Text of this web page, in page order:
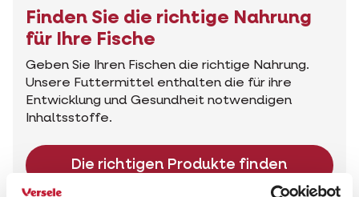
Finden Sie die richtige Nahrung
für Ihre Fische
Geben Sie Ihren Fischen die richtige Nahrung.
Unsere Futtermittel enthalten die für ihre
Entwicklung und Gesundheit notwendigen
Inhaltsstoffe.
Die richtigen Produkte finden